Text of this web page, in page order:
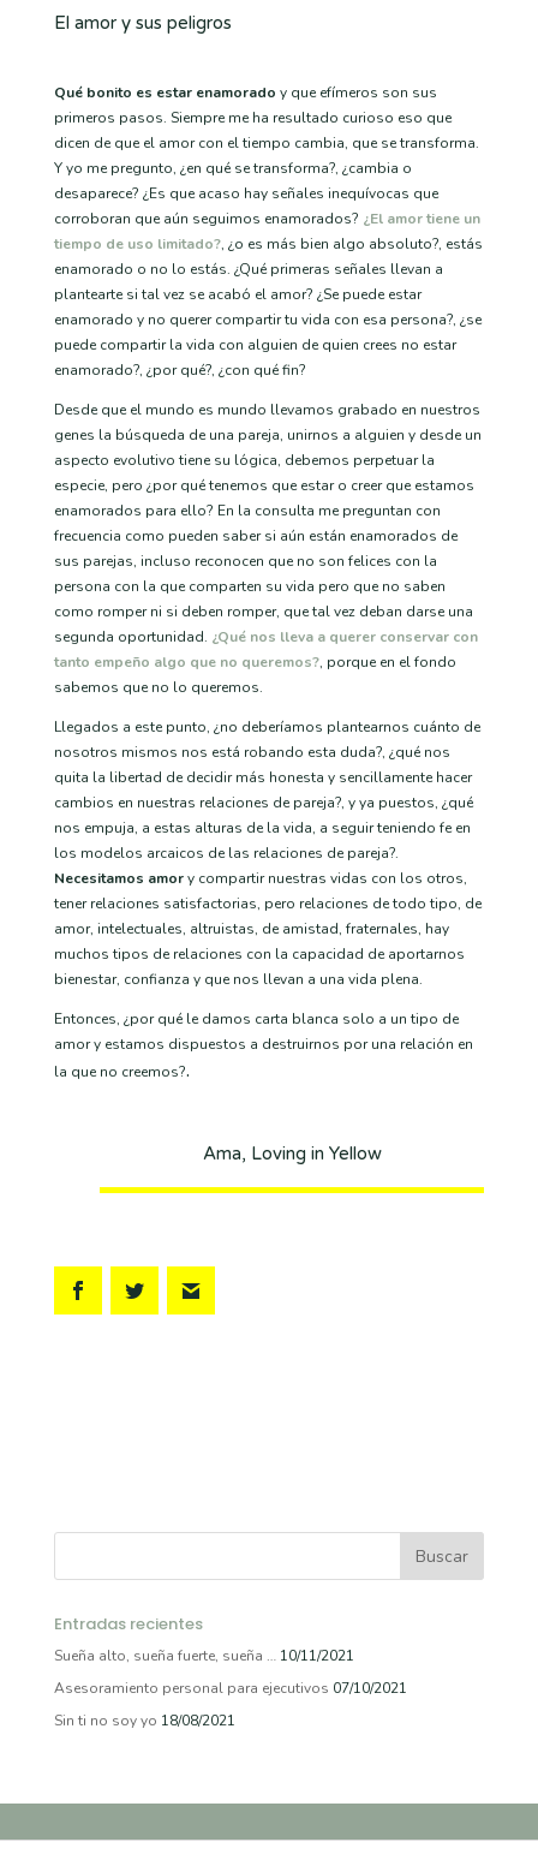
El amor y sus peligros
Qué bonito es estar enamorado y que efímeros son sus
primeros pasos. Siempre me ha resultado curioso eso que
dicen de que el amor con el tiempo cambia, que se transforma.
Y yo me pregunto, ¿en qué se transforma?, ¿cambia o
desaparece? ¿Es que acaso hay señales inequívocas que
corroboran que aún seguimos enamorados? ¿El amor tiene un
tiempo de uso limitado?, ¿o es más bien algo absoluto?, estás
enamorado o no lo estás. ¿Qué primeras señales llevan a
plantearte si tal vez se acabó el amor? ¿Se puede estar
enamorado y no querer compartir tu vida con esa persona?, ¿se
puede compartir la vida con alguien de quien crees no estar
enamorado?, ¿por qué?, ¿con qué fin?
Desde que el mundo es mundo llevamos grabado en nuestros
genes la búsqueda de una pareja, unirnos a alguien y desde un
aspecto evolutivo tiene su lógica, debemos perpetuar la
especie, pero ¿por qué tenemos que estar o creer que estamos
enamorados para ello? En la consulta me preguntan con
frecuencia como pueden saber si aún están enamorados de
sus parejas, incluso reconocen que no son felices con la
persona con la que comparten su vida pero que no saben
como romper ni si deben romper, que tal vez deban darse una
segunda oportunidad. ¿Qué nos lleva a querer conservar con
tanto empeño algo que no queremos?, porque en el fondo
sabemos que no lo queremos.
Llegados a este punto, ¿no deberíamos plantearnos cuánto de
nosotros mismos nos está robando esta duda?, ¿qué nos
quita la libertad de decidir más honesta y sencillamente hacer
cambios en nuestras relaciones de pareja?, y ya puestos, ¿qué
nos empuja, a estas alturas de la vida, a seguir teniendo fe en
los modelos arcaicos de las relaciones de pareja?.
Necesitamos amory compartir nuestras vidas con los otros,
tener relaciones satisfactorias, pero relaciones de todo tipo, de
amor, intelectuales, altruistas, de amistad, fraternales, hay
muchos tipos de relaciones con la capacidad de aportarnos
bienestar, confianza y que nos llevan a una vida plena.
Entonces, ¿por qué le damos carta blanca solo a un tipo de
amor y estamos dispuestos a destruirnos por una relación en
la que no creemos?.
Ama, Loving in Yellow
Entradas recientes
Sueña alto, sueña fuerte, sueña … 10/11/2021
Asesoramiento personal para ejecutivos 07/10/2021
Sin ti no soy yo 18/08/2021